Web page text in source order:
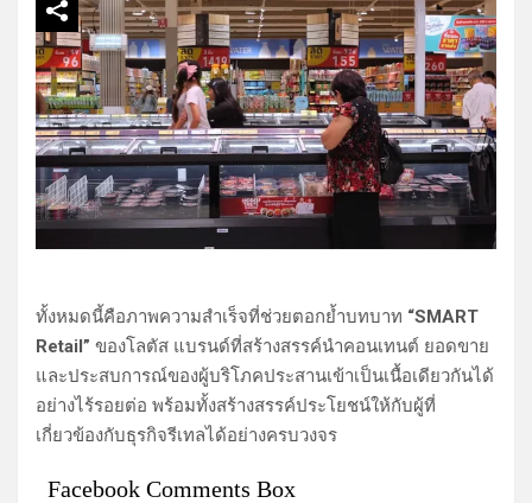
ทั้งหมดนี้คือภาพความสำเร็จที่ช่วยตอกย้ำบทบาท “SMART
Retail” ของโลตัส แบรนด์ที่สร้างสรรค์นำคอนเทนต์ ยอดขาย
และประสบการณ์ของผู้บริโภคประสานเข้าเป็นเนื้อเดียวกันได้
อย่างไร้รอยต่อ พร้อมทั้งสร้างสรรค์ประโยชน์ให้กับผู้ที่
เกี่ยวข้องกับธุรกิจรีเทลได้อย่างครบวงจร
Facebook Comments Box